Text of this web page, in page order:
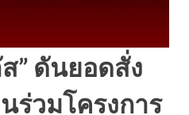
” ดันยอดสั่ง
ร่วมโครงการ